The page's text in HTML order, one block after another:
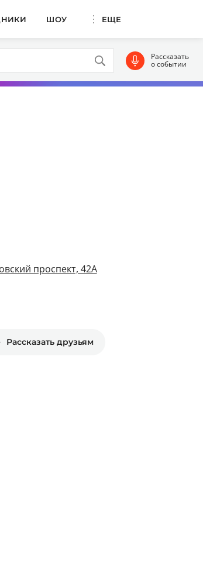
ШОУ ЕЩЕ
Рассказать
о событии
проспект, 42А
Рассказать друзьям